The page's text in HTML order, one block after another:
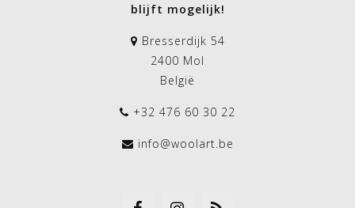
blijft mogelijk!
Bresserdijk 54
2400 Mol
België
+32 476 60 30 22
info@woolart.be